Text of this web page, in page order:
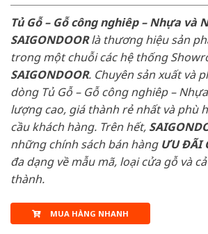
Tủ Gỗ – Gỗ công nghiêp – Nhựa và
SAIGONDOORlà thương hiệu sản
trong một chuỗi các hệ thống
SAIGONDOOR. Chuyên sản xuất và
dòng Tủ Gỗ – Gỗ công nghiêp –
lượng cao, giá thành rẻ nhất và phù
cầu khách hàng. Trên hết,
những chính sách bán hàng ƯU ĐÃI
đa dạng về mẫu mã, loại cửa gỗ và
thành.
MUA HÀNG NHANH